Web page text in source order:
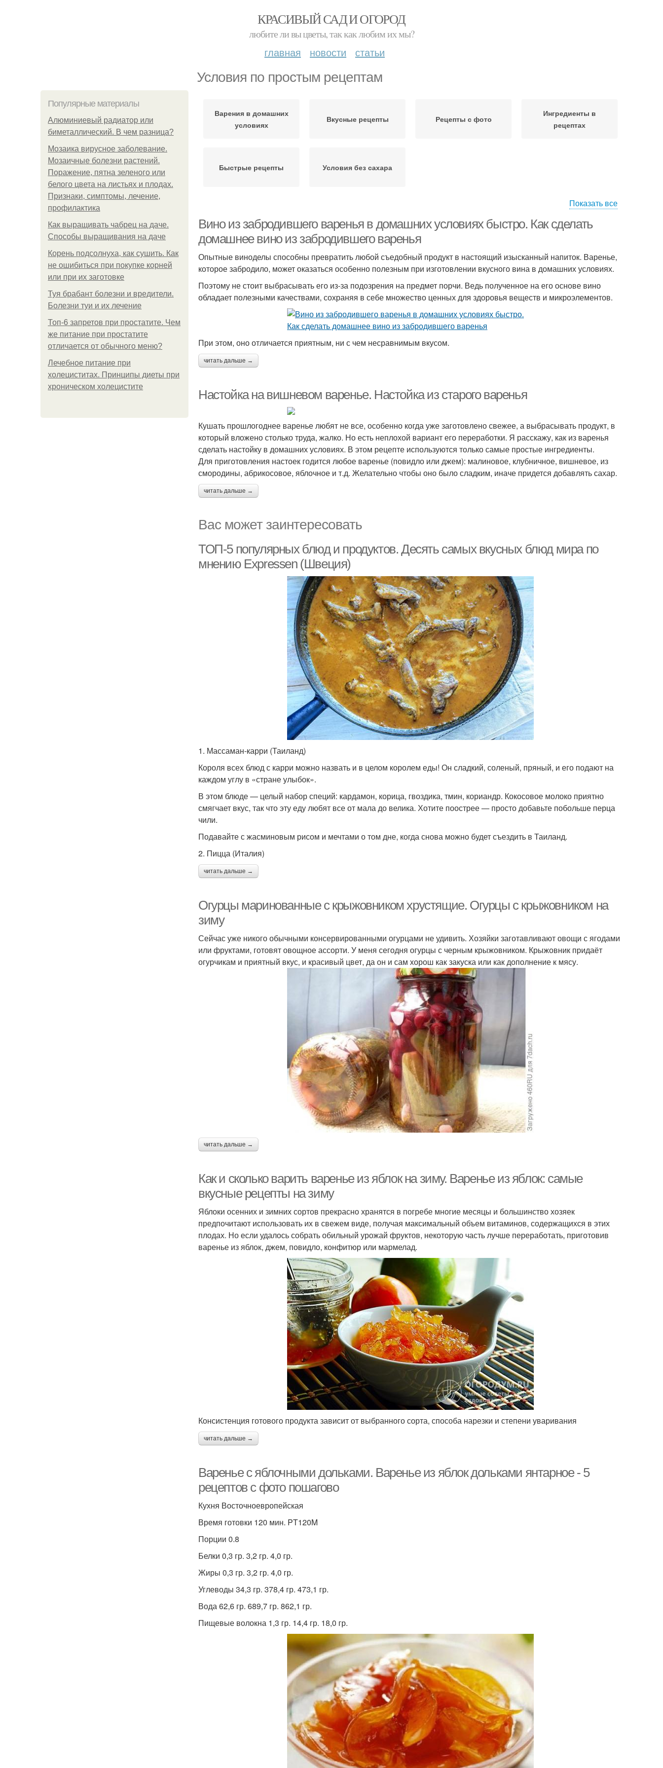
КРАСИВЫЙ САД И ОГОРОД
любите ли вы цветы, так как любим их мы?
главная новости статьи
Условия по простым рецептам
Популярные материалы
Алюминиевый радиатор или
биметаллический. В чем разница?
Мозаика вирусное заболевание.
Мозаичные болезни растений.
Поражение, пятна зеленого или
белого цвета на листьях и плодах.
Признаки, симптомы, лечение,
профилактика
Как выращивать чабрец на даче.
Способы выращивания на даче
Корень подсолнуха, как сушить. Как
не ошибиться при покупке корней
или при их заготовке
Туя брабант болезни и вредители.
Болезни туи и их лечение
Топ-6 запретов при простатите. Чем
же питание при простатите
отличается от обычного меню?
Лечебное питание при
холециститах. Принципы диеты при
хроническом холецистите
Варения в домашних
условиях
Вкусные рецепты Рецепты с фото
Ингредиенты в
рецептах
Быстрые рецепты Условия без сахара
Показать все
Вино из забродившего варенья в домашних условиях быстро. Как сделать
домашнее вино из забродившего варенья
Опытные виноделы способны превратить любой съедобный продукт в настоящий изысканный напиток. Варенье,
которое забродило, может оказаться особенно полезным при изготовлении вкусного вина в домашних условиях.
Поэтому не стоит выбрасывать его из-за подозрения на предмет порчи. Ведь полученное на его основе вино
обладает полезными качествами, сохраняя в себе множество ценных для здоровья веществ и микроэлементов.
При этом, оно отличается приятным, ни с чем несравнимым вкусом.
читать дальше →
Настойка на вишневом варенье. Настойка из старого варенья
Кушать прошлогоднее варенье любят не все, особенно когда уже заготовлено свежее, а выбрасывать продукт, в
который вложено столько труда, жалко. Но есть неплохой вариант его переработки. Я расскажу, как из варенья
сделать настойку в домашних условиях. В этом рецепте используются только самые простые ингредиенты.
Для приготовления настоек годится любое варенье (повидло или джем): малиновое, клубничное, вишневое, из
смородины, абрикосовое, яблочное и т.д. Желательно чтобы оно было сладким, иначе придется добавлять сахар.
читать дальше →
Вас может заинтересовать
ТОП-5 популярных блюд и продуктов. Десять самых вкусных блюд мира по
мнению Expressen (Швеция)
1. Массаман-карри (Таиланд)
Короля всех блюд с карри можно назвать и в целом королем еды! Он сладкий, соленый, пряный, и его подают на
каждом углу в «стране улыбок».
В этом блюде — целый набор специй: кардамон, корица, гвоздика, тмин, кориандр. Кокосовое молоко приятно
смягчает вкус, так что эту еду любят все от мала до велика. Хотите поострее — просто добавьте побольше перца
чили.
Подавайте с жасминовым рисом и мечтами о том дне, когда снова можно будет съездить в Таиланд.
2. Пицца (Италия)
читать дальше →
Огурцы маринованные с крыжовником хрустящие. Огурцы с крыжовником на
зиму
Сейчас уже никого обычными консервированными огурцами не удивить. Хозяйки заготавливают овощи с ягодами
или фруктами, готовят овощное ассорти. У меня сегодня огурцы с черным крыжовником. Крыжовник придаёт
огурчикам и приятный вкус, и красивый цвет, да он и сам хорош как закуска или как дополнение к мясу.
читать дальше →
Как и сколько варить варенье из яблок на зиму. Варенье из яблок: самые
вкусные рецепты на зиму
Яблоки осенних и зимних сортов прекрасно хранятся в погребе многие месяцы и большинство хозяек
предпочитают использовать их в свежем виде, получая максимальный объем витаминов, содержащихся в этих
плодах. Но если удалось собрать обильный урожай фруктов, некоторую часть лучше переработать, приготовив
варенье из яблок, джем, повидло, конфитюр или мармелад.
Консистенция готового продукта зависит от выбранного сорта, способа нарезки и степени уваривания
читать дальше →
Варенье с яблочными дольками. Варенье из яблок дольками янтарное - 5
рецептов с фото пошагово
Кухня Восточноевропейская
Время готовки 120 мин. PT120M
Порции 0.8
Белки 0,3 гр. 3,2 гр. 4,0 гр.
Жиры 0,3 гр. 3,2 гр. 4,0 гр.
Углеводы 34,3 гр. 378,4 гр. 473,1 гр.
Вода 62,6 гр. 689,7 гр. 862,1 гр.
Пищевые волокна 1,3 гр. 14,4 гр. 18,0 гр.